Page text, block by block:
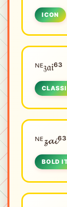
ICON
ᴺᴱㅤ𝔷𝔞𝔦⁶³
ᴺᴱㅤ𝔃𝓪𝓲⁶³
BOLD